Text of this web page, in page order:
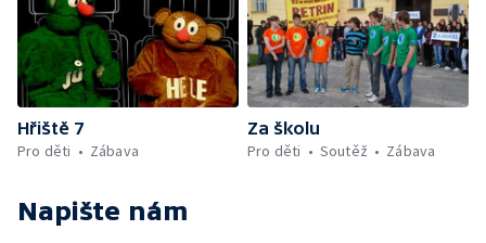
Hřiště 7
Pro děti
Zábava
Za školu
Pro děti
Soutěž Zábava
Napište nám